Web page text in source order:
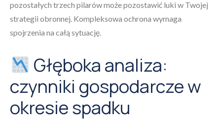
pozostałych trzech pilarów może pozostawić luki w Twojej
strategii obronnej. Kompleksowa ochrona wymaga
spojrzenia na całą sytuację.
Głęboka analiza:
czynniki gospodarcze w
okresie spadku